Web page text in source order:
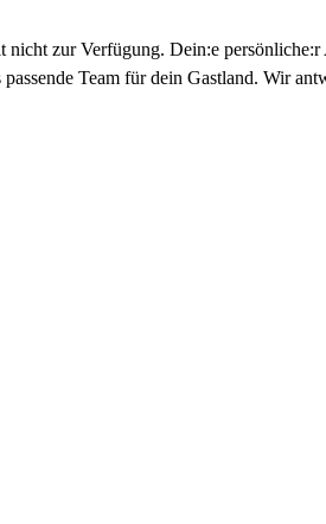
nicht zur Verfügung. Dein:e
Team für dein Gastland. Wir